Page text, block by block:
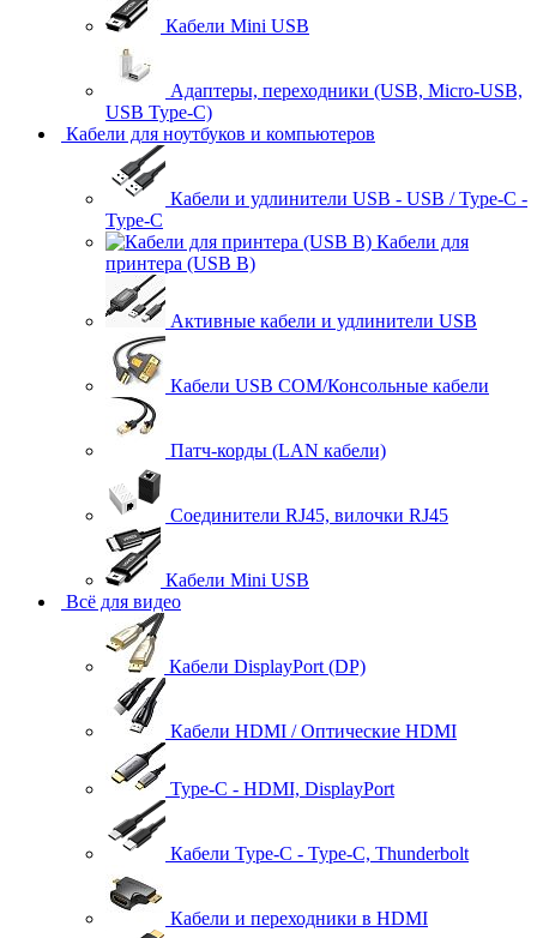
Кабели Mini USB
Адаптеры, переходники (USB, Micro-USB,
USB Type-C)
Кабели для ноутбуков и компьютеров
Кабели и удлинители USB - USB / Type-C -
Type-C
Кабели для
принтера (USB B)
Активные кабели и удлинители USB
Кабели USB COM/Консольные кабели
Патч-корды (LAN кабели)
Соединители RJ45, вилочки RJ45
Кабели Mini USB
Всё для видео
Кабели DisplayPort (DP)
Кабели HDMI / Оптические HDMI
Type-C - HDMI, DisplayPort
Кабели Type-C - Type-C, Thunderbolt
Кабели и переходники в HDMI